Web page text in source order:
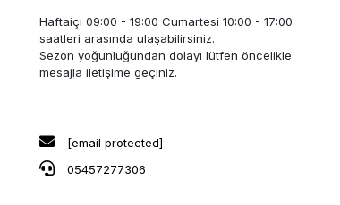
Haftaiçi 09:00 - 19:00 Cumartesi 10:00 - 17:00
saatleri arasında ulaşabilirsiniz.
Sezon yoğunluğundan dolayı lütfen öncelikle
mesajla iletişime geçiniz.
[email protected]
05457277306